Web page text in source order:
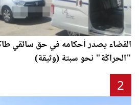
القضاء يصدر أحكامه في حق سائقي
"الحراݣة" نحو سبتة (وثيقة)
2